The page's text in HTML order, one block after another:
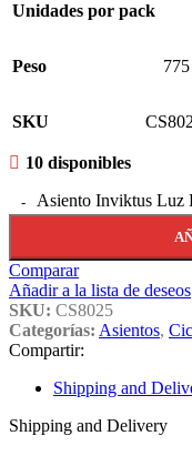
Unidades por pack
Peso
SKU
10 disponibles
Asiento Inviktus Luz
Comparar
Añadir a la lista de deseos
SKU: CS8025
Categorías: Asientos,
Compartir:
Shipping and
Shipping and Delivery